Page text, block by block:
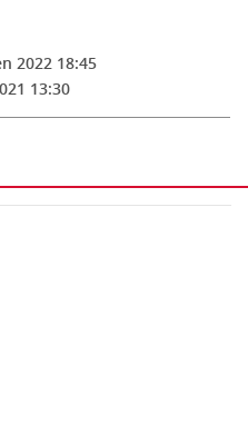
2022 18:45
13:30